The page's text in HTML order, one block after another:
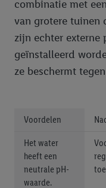
combinatie met
van grotere tuinen
zijn echter externe
geïnstalleerd
ze beschermt
Voordelen
Het water
heeft een
neutrale pH-
waarde.